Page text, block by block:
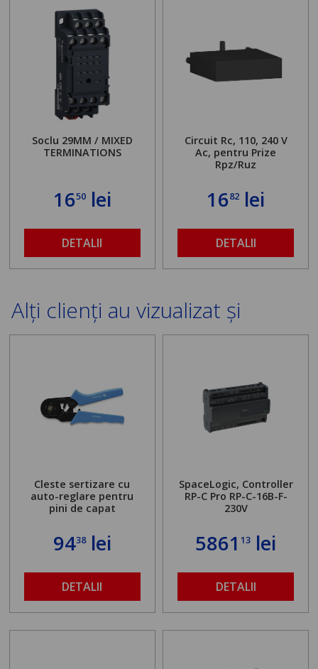
Soclu 29MM / MIXED
TERMINATIONS
1650lei
DETALII
Circuit Rc, 110, 240 V
Ac, pentru Prize
Rpz/Ruz
1682 lei
DETALII
Alți clienți au vizualizat și
Cleste sertizare cu
auto-reglare pentru
pini de capat
9438lei
DETALII
SpaceLogic, Controller
RP-C Pro RP-C-16B-F-
230V
586113 lei
DETALII